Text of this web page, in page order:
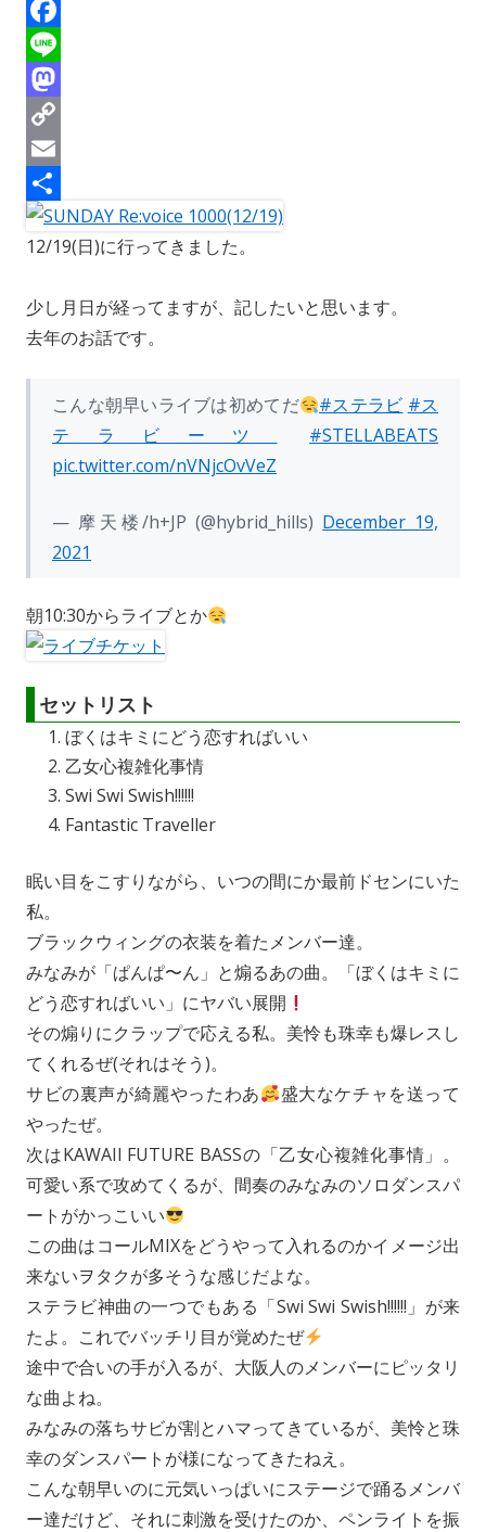
h
r
e
a
d
s
B
u
e
s
k
y
F
a
c
e
b
o
o
L
n
e
M
a
s
t
o
o
C
o
p
y
i
E
m
a
l
共
有
12/19(日)に行ってきました。
少し月日が経ってますが、記したいと思います。
去年のお話です。
こんな朝早いライブは初めてだ #ステラビ #ス
テラビーツ
#STELLABEATS
pic.twitter.com/nVNjcOvVeZ
— 摩天楼/h+JP (@hybrid_hills) December 19,
2021
朝10:30からライブとか
セットリスト
ぼくはキミにどう恋すればいい
乙女心複雑化事情
Swi Swi Swish!!!!!!
Fantastic Traveller
眠い目をこすりながら、いつの間にか最前ドセンにいた
私。
ブラックウィングの衣装を着たメンバー達。
みなみが「ぱんぱ〜ん」と煽るあの曲。「ぼくはキミに
どう恋すればいい」にヤバい展開
その煽りにクラップで応える私。美怜も珠幸も爆レスし
てくれるぜ(それはそう)。
サビの裏声が綺麗やったわあ
盛大なケチャを送って
やったぜ。
次はKAWAII FUTURE BASSの「乙女心複雑化事情」。
可愛い系で攻めてくるが、間奏のみなみのソロダンスパ
ートがかっこいい
この曲はコールMIXをどうやって入れるのかイメージ出
来ないヲタクが多そうな感じだよな。
ステラビ神曲の一つでもある「Swi Swi Swish!!!!!!」が来
たよ。これでバッチリ目が覚めたぜ
途中で合いの手が入るが、大阪人のメンバーにピッタリ
な曲よね。
みなみの落ちサビが割とハマってきているが、美怜と珠
幸のダンスパートが様になってきたねえ。
こんな朝早いのに元気いっぱいにステージで踊るメンバ
ー達だけど、それに刺激を受けたのか、ペンライトを振